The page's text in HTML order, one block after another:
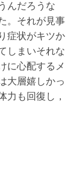
んだろうな
。それが見事
症状がキツか
しまいそれな
に心配するメ
大層嬉しかっ
力も回復し，